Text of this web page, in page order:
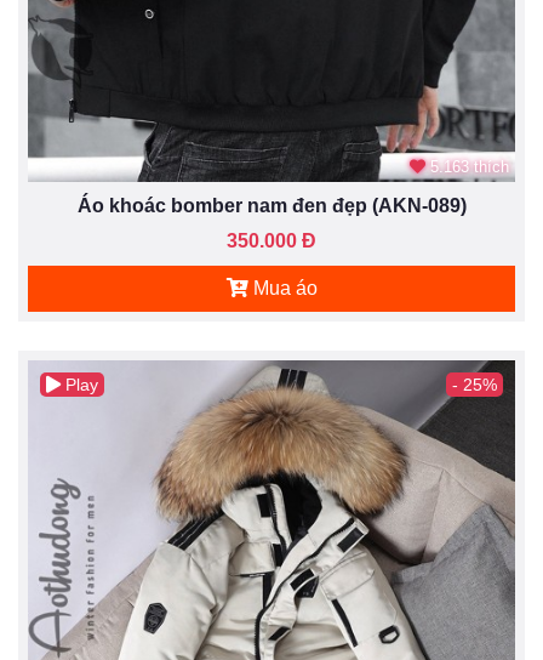
5.163 thích
Áo khoác bomber nam đen đẹp (AKN-089)
350.000 Đ
Mua áo
- 25%
Play